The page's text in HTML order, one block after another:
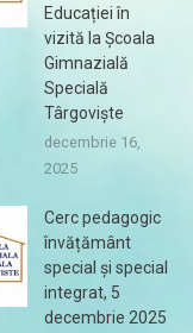
Educației în
vizită la Școala
Gimnazială
Specială
Târgoviște
decembrie 16,
2025
Cerc pedagogic
învățământ
special și special
integrat, 5
decembrie 2025